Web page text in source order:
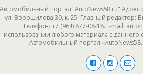
Автомобильный портал "AutoNews58.ru" Адрес
ул. Ворошилова 30, к. 25. Главный редактор:
Телефон: +7 (964) 877-08-18. E-mail:
использовании любого материала с данного
Автомобильный портал